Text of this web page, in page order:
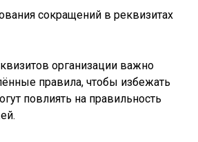
организации важно
правила, чтобы избежать
повлиять на правильность